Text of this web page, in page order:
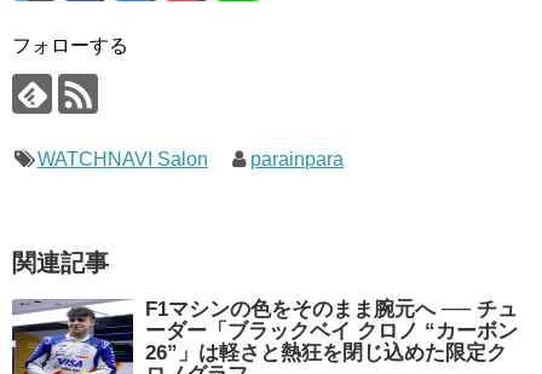
フォローする
WATCHNAVI Salon parainpara
関連記事
F1マシンの色をそのまま腕元へ ── チュ
ーダー「ブラックベイ クロノ “カーボン
26”」は軽さと熱狂を閉じ込めた限定ク